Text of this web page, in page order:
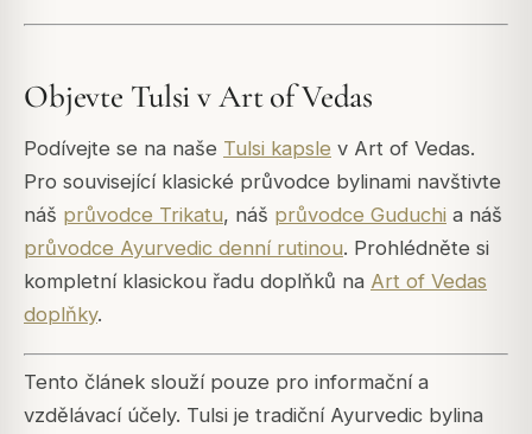
Objevte Tulsi v Art of Vedas
Podívejte se na naše Tulsi kapsle v Art of Vedas.
Pro související klasické průvodce bylinami navštivte
náš průvodce Trikatu, náš průvodce Guduchi a náš
průvodce Ayurvedic denní rutinou. Prohlédněte si
kompletní klasickou řadu doplňků na Art of Vedas
doplňky.
Tento článek slouží pouze pro informační a
vzdělávací účely. Tulsi je tradiční Ayurvedic bylina